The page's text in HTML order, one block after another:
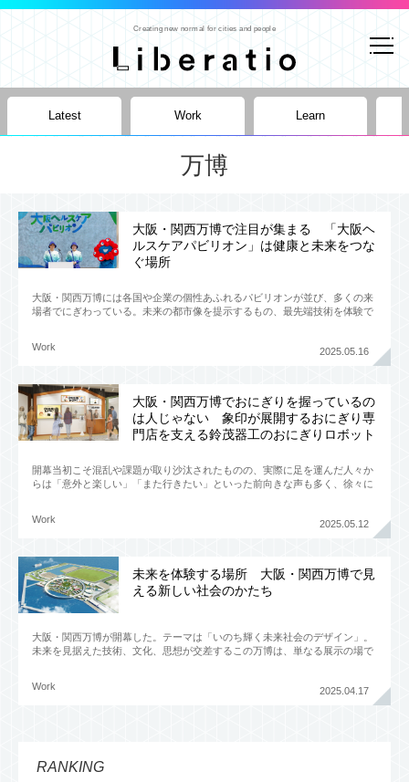
Creating new normal for cities and people
Latest Work Learn
万博
大阪・関西万博で注目が集まる 「大阪ヘ
ルスケアパビリオン」は健康と未来をつな
ぐ場所
大阪・関西万博には各国や企業の個性あふれるパビリオンが並び、多くの来
場者でにぎわっている。未来の都市像を提示するもの、最先端技術を体験で
2025.05.16
Work
大阪・関西万博でおにぎりを握っているの
は人じゃない 象印が展開するおにぎり専
門店を支える鈴茂器工のおにぎりロボット
開幕当初こそ混乱や課題が取り沙汰されたものの、実際に足を運んだ人々か
らは「意外と楽しい」「また行きたい」といった前向きな声も多く、徐々に
2025.05.12
Work
未来を体験する場所 大阪・関西万博で見
える新しい社会のかたち
大阪・関西万博が開幕した。​​テーマは「いのち輝く未来社会のデザイン」。​
未来を見据えた技術、文化、思想が交差するこの万博は、単なる展示の場で
2025.04.17
Work
RANKING